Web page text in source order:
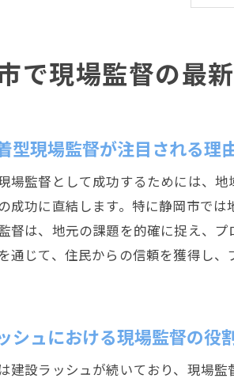
で現場監督の最
型現場監督が注目される理
場監督として成功するためには、
成功に直結します。特に静岡市で
督は、地元の課題を的確に捉え、
通じて、住民からの信頼を獲得し
シュにおける現場監督の役
建設ラッシュが続いており、現場